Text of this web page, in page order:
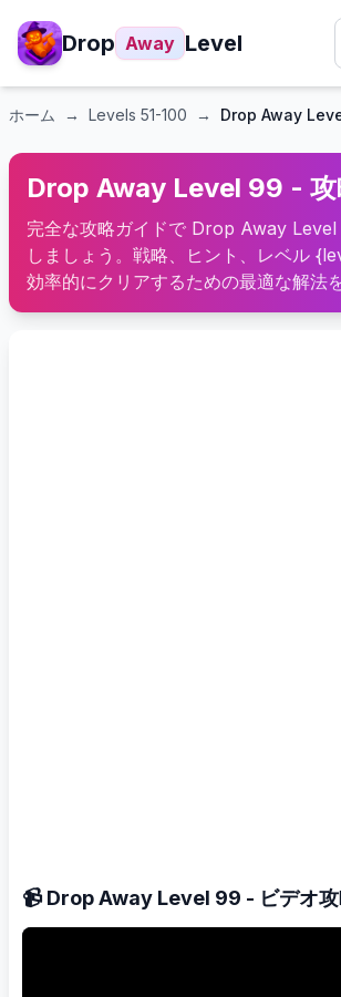
Drop Away Level
ホーム → Levels 51-100 → Drop Away
Drop Away Level 99 - 攻
完全な攻略ガイドで Drop Away
しましょう。戦略、ヒント、レベル
効率的にクリアするための最適な解法
📹 Drop Away Level 99 - ビデオ